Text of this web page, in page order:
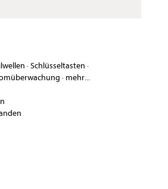
·Schlüsseltasten ·
· mehr...